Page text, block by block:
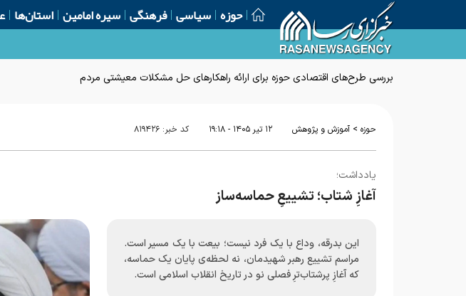
حوزه سیاسی فرهنگی سیره امامین استان‌ها
بررسی طرح‌های اقتصادی حوزه برای ارائه راهکارهای حل مشکلات معیشتی مردم
حوزه > آموزش و پژوهش ۱۲ تير ۱۴۰۵ - ۱۹:۱۸ کد خبر: ۸۱۹۴۲۶
یادداشت؛
آغازِ شتاب؛ تشییعِ حماسه‌ساز
این بدرقه، وداع با یک فرد نیست؛ بیعت با یک مسیر است.
مراسم تشییع رهبر شهیدمان، نه لحظه‌ی پایان یک حماسه،
که آغازِ پرشتاب‌ترِ فصلی نو در تاریخ انقلاب اسلامی است.